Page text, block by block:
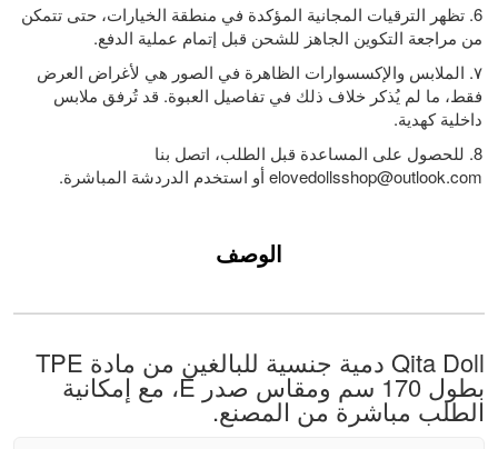
6. تظهر الترقيات المجانية المؤكدة في منطقة الخيارات، حتى تتمكن
من مراجعة التكوين الجاهز للشحن قبل إتمام عملية الدفع.
٧. الملابس والإكسسوارات الظاهرة في الصور هي لأغراض العرض
فقط، ما لم يُذكر خلاف ذلك في تفاصيل العبوة. قد تُرفق ملابس
داخلية كهدية.
8. للحصول على المساعدة قبل الطلب، اتصل بنا
elovedollsshop@outlook.comأو استخدم الدردشة المباشرة.
الوصف
Qita Doll دمية جنسية للبالغين من مادة TPE
بطول 170 سم ومقاس صدر E، مع إمكانية
الطلب مباشرة من المصنع.